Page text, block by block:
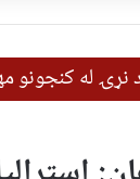
نړۍ له کنجونو